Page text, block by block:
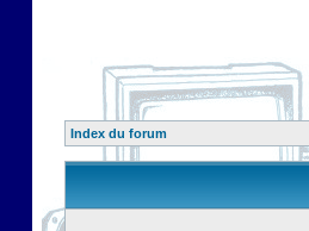
Index du forum